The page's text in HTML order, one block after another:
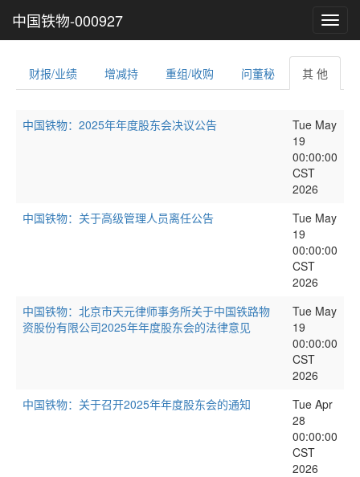
中国铁物-000927
财报/业绩 增减持 重组/收购 问董秘 其 他
中国铁物：2025年年度股东会决议公告
Tue May
19
00:00:00
CST
2026
中国铁物：关于高级管理人员离任公告
Tue May
19
00:00:00
CST
2026
中国铁物：北京市天元律师事务所关于中国铁路物
资股份有限公司2025年年度股东会的法律意见
Tue May
19
00:00:00
CST
2026
中国铁物：关于召开2025年年度股东会的通知
Tue Apr
28
00:00:00
CST
2026